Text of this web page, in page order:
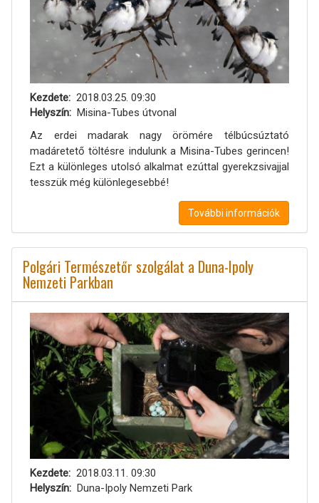
Kezdete
2018.03.25. 09:30
Helyszín
Misina-Tubes útvonal
Az erdei madarak nagy örömére télbúcsúztató
madáretető töltésre indulunk a Misina-Tubes gerincen!
Ezt a különleges utolsó alkalmat ezúttal gyerekzsivajjal
tesszük még különlegesebbé!
További információk
Polgári Természetőr szolgálat a Duna-Ipoly
Nemzeti Parkban
Kezdete
2018.03.11. 09:30
Helyszín
Duna-Ipoly Nemzeti Park